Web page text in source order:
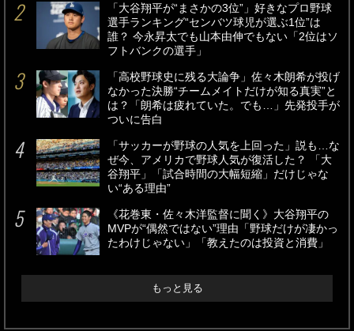
「大谷翔平が“まさかの3位”」好きなプロ野球
選手ランキング“センバツ球児が選ぶ1位”は
誰？ 今永昇太でも山本由伸でもない「2位はソ
フトバンクの選手」
「高校野球史に残る大論争」佐々木朗希が投げ
なかった決勝“チームメイトだけが知る真実”と
は？「朗希は疲れていた。でも…」先発投手が
ついに告白
「サッカーが野球の人気を上回った」説も…な
ぜ今、アメリカで野球人気が復活した？ 「大
谷翔平」「試合時間の大幅短縮」だけじゃな
い“ある理由”
《花巻東・佐々木洋監督に聞く》大谷翔平の
MVPが“偶然ではない”理由「野球だけが凄かっ
たわけじゃない」「教えたのは投資と消費」
もっと見る